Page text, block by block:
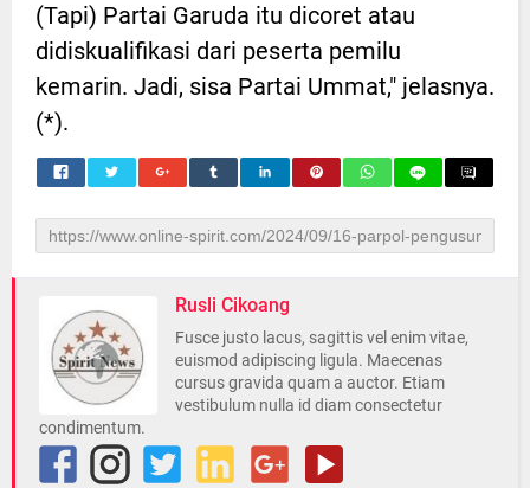
(Tapi) Partai Garuda itu dicoret atau
didiskualifikasi dari peserta pemilu
kemarin. Jadi, sisa Partai Ummat," jelasnya.
(*).
Rusli Cikoang
Fusce justo lacus, sagittis vel enim vitae,
euismod adipiscing ligula. Maecenas
cursus gravida quam a auctor. Etiam
vestibulum nulla id diam consectetur
condimentum.